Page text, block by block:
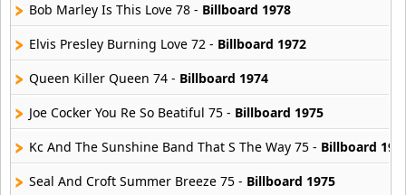
Bob Marley Is This Love 78 - Billboard 1978
Elvis Presley Burning Love 72 - Billboard 1972
Queen Killer Queen 74 - Billboard 1974
Joe Cocker You Re So Beatiful 75 - Billboard 1975
Kc And The Sunshine Band That S The Way 75 - Billboard
Seal And Croft Summer Breeze 75 - Billboard 1975